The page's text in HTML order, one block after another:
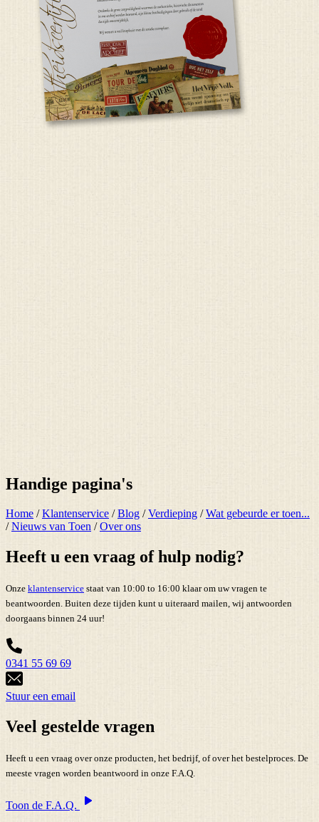
Handige pagina's
Home /Klantenservice /Blog /Verdieping /Wat gebeurde er toen...
/Nieuws van Toen /Over ons
Heeft u een vraag of hulp nodig?
Onze klantenservice staat van 10:00 to 16:00 klaar om uw vragen te
beantwoorden. Buiten deze tijden kunt u uiteraard mailen, wij antwoorden
doorgaans binnen 24 uur!
0341 55 69 69
Stuur een email
Veel gestelde vragen
Heeft u een vraag over onze producten, het bedrijf, of over het bestelproces. De
meeste vragen worden beantwoord in onze F.A.Q.
Toon de F.A.Q.